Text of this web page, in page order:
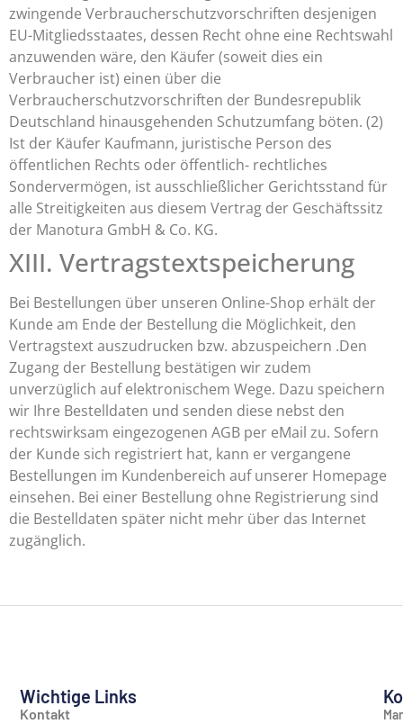
zwingende Verbraucherschutzvorschriften desjenigen
EU-Mitgliedsstaates, dessen Recht ohne eine Rechtswahl
anzuwenden wäre, den Käufer (soweit dies ein
Verbraucher ist) einen über die
Verbraucherschutzvorschriften der Bundesrepublik
Deutschland hinausgehenden Schutzumfang böten. (2)
Ist der Käufer Kaufmann, juristische Person des
öffentlichen Rechts oder öffentlich- rechtliches
Sondervermögen, ist ausschließlicher Gerichtsstand für
alle Streitigkeiten aus diesem Vertrag der Geschäftssitz
der Manotura GmbH & Co. KG.
XIII. Vertragstextspeicherung
Bei Bestellungen über unseren Online-Shop erhält der
Kunde am Ende der Bestellung die Möglichkeit, den
Vertragstext auszudrucken bzw. abzuspeichern .Den
Zugang der Bestellung bestätigen wir zudem
unverzüglich auf elektronischem Wege. Dazu speichern
wir Ihre Bestelldaten und senden diese nebst den
rechtswirksam eingezogenen AGB per eMail zu. Sofern
der Kunde sich registriert hat, kann er vergangene
Bestellungen im Kundenbereich auf unserer Homepage
einsehen. Bei einer Bestellung ohne Registrierung sind
die Bestelldaten später nicht mehr über das Internet
zugänglich.
Wichtige Links
Kontakt